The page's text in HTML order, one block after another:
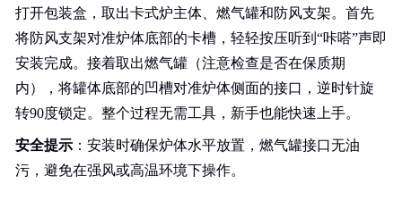
打开包装盒，取出卡式炉主体、燃气罐和防风支架。首先
将防风支架对准炉体底部的卡槽，轻轻按压听到“咔嗒”声即
安装完成。接着取出燃气罐（注意检查是否在保质期
内），将罐体底部的凹槽对准炉体侧面的接口，逆时针旋
转90度锁定。整个过程无需工具，新手也能快速上手。
安全提示 ：安装时确保炉体水平放置，燃气罐接口无油
污，避免在强风或高温环境下操作。